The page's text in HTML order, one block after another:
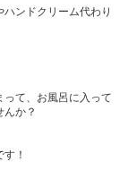
ンドクリーム代わり
て、お風呂に入って
か？
！